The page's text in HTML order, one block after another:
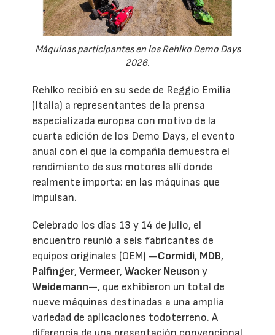
Máquinas participantes en los Rehlko Demo Days
2026.
Rehlko recibió en su sede de Reggio Emilia
(Italia) a representantes de la prensa
especializada europea con motivo de la
cuarta edición de los Demo Days, el evento
anual con el que la compañía demuestra el
rendimiento de sus motores allí donde
realmente importa: en las máquinas que
impulsan.
Celebrado los días 13 y 14 de julio, el
encuentro reunió a seis fabricantes de
equipos originales (OEM) —Cormidi, MDB,
Palfinger,Vermeer,Wacker Neuson y
Weidemann—, que exhibieron un total de
nueve máquinas destinadas a una amplia
variedad de aplicaciones todoterreno. A